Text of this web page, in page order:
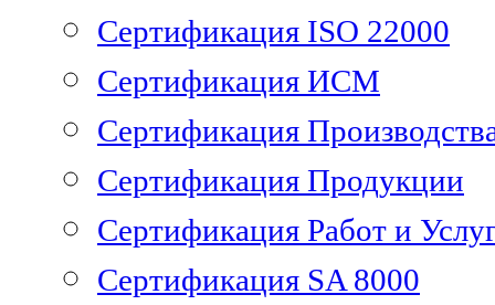
Сертификация ISO 22000
Сертификация ИСМ
Сертификация
Сертификация Продукции
Сертификация Работ и
Сертификация SA 8000